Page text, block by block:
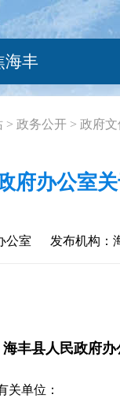
海丰
> 政务公开 > 政府文
府办公室
公室 发布机构：
海丰县人民政府
关单位：